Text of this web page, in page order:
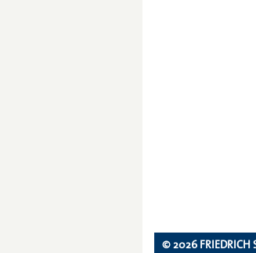
© 2026 FRIEDRICH